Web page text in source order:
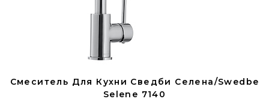
Смеситель Для Кухни Сведби Селена/Swedbe
Selene 7140